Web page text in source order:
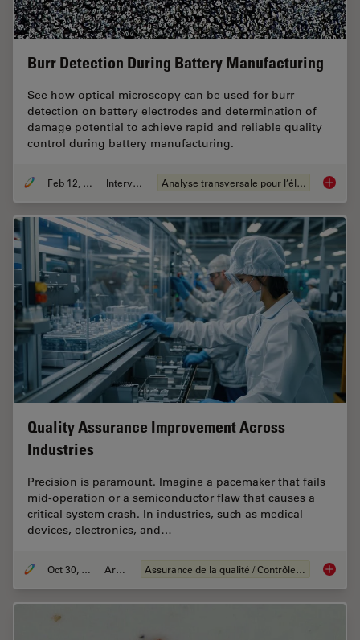
Burr Detection During Battery Manufacturing
See how optical microscopy can be used for burr
detection on battery electrodes and determination of
damage potential to achieve rapid and reliable quality
control during battery manufacturing.
Feb 12, 2026 Interviews Analyse transversale pour l’électronique Burr
Quality Assurance Improvement Across
Industries
Precision is paramount. Imagine a pacemaker that fails
mid-operation or a semiconductor flaw that causes a
critical system crash. In industries, such as medical
devices, electronics, and…
Oct 30, 2025 Article Assurance de la qualité / Contrôle de la qualité Quality